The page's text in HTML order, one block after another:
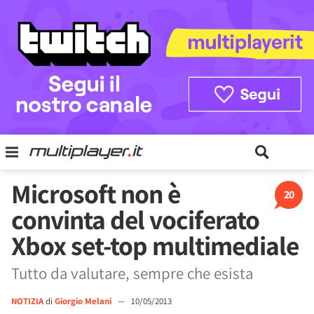
20
Microsoft non è
convinta del vociferato
Xbox set-top multimediale
Tutto da valutare, sempre che esista
NOTIZIAdi Giorgio Melani — 10/05/2013